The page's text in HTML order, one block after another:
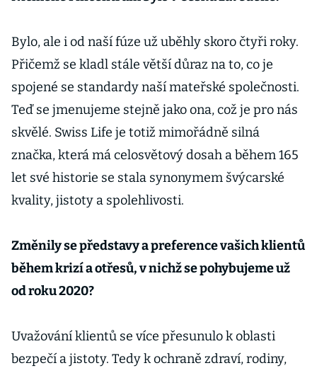
Bylo, ale i od naší fúze už uběhly skoro čtyři roky.
Přičemž se kladl stále větší důraz na to, co je
spojené se standardy naší mateřské společnosti.
Teď se jmenujeme stejně jako ona, což je pro nás
skvělé. Swiss Life je totiž mimořádně silná
značka, která má celosvětový dosah a během 165
let své historie se stala synonymem švýcarské
kvality, jistoty a spolehlivosti.
Změnily se představy a preference vašich klientů
během krizí a otřesů, v nichž se pohybujeme už
od roku 2020?
Uvažování klientů se více přesunulo k oblasti
bezpečí a jistoty. Tedy k ochraně zdraví, rodiny,